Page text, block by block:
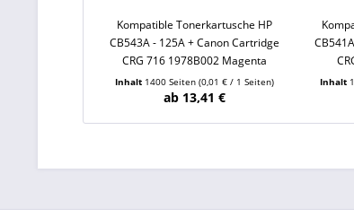
Kompatible Tonerkartusche HP
CB543A - 125A + Canon Cartridge
CRG 716 1978B002 Magenta
Inhalt 1400 Seiten(0,01 € / 1 Seiten)
ab 13,41 €
Inhalt